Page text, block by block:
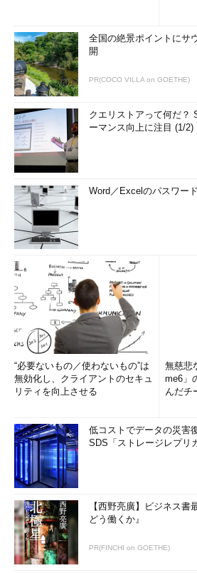
GUIを使った方法は、初心者には分か
わしく感じる場合もある。またGUIが利
場合は（例えばTelnetでログオンして作
コマンドプロンプト上からシャットダウ
る。
コマンドプロンプトからシャットダウ
して、Windowsではshutdown.exeとい
いる。ただしこのコマンドは、Windows
準コマンドとしてあらかじめシステムに
●Windows 2000の場合
Windows 2000用のResource Kitに含ま
では、次のようにしてリモートのコンピ
ができる。
C:\> shutdown \\server
使い方は、「shutdown /?」とすれば
ターなしに単に「shutdown」と入力し
セージを指定することができる。
Windows 2000 Resource Kit版のshu
全国の絶景ポイントにサ
開
PR(COCO VILLA on GOETHE)
クエリストアって何だ？
ーマンス向上に注目 (1/2)
Word／Excelのパスワー
“必要ないもの／使わないもの”は
無効化し、クライアントのセキュ
リティを向上させる
無慈悲
me6」
んだチ
低コストでデータの災害
SDS「ストレージレプリ
【西野亮廣】ビジネス
どう働くか』
PR(FINCHI on GOETHE)